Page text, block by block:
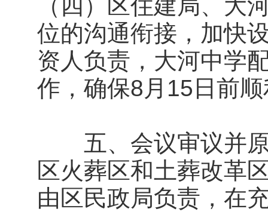
（四）区住建局、大
位的沟通衔接，加快
资人负责，大河中学
作，确保8月15日前
五、会议审议并原
区火葬区和土葬改革
由区民政局负责，在